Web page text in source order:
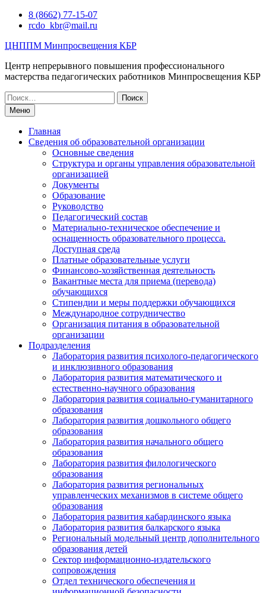
Перейти8 (8662) 77-15-07
rcdo_kbr@mail.ru
ЦНППМ Минпросвещения КБР
Центр непрерывного повышения профессионального
мастерства педагогических работников Минпросвещения КБР
Искать:
Меню
Главная
Сведения об образовательной организации
Основные сведения
Структура и органы управления образовательной
организацией
Документы
Образование
Руководство
Педагогический состав
Материально-техническое обеспечение и
оснащенность образовательного процесса.
Доступная среда
Платные образовательные услуги
Финансово-хозяйственная деятельность
Вакантные места для приема (перевода)
обучающихся
Стипендии и меры поддержки обучающихся
Международное сотрудничество
Организация питания в образовательной
организации
Подразделения
Лаборатория развития психолого-педагогического
и инклюзивного образования
Лаборатория развития математического и
естественно-научного образования
Лаборатория развития социально-гуманитарного
образования
Лаборатория развития дошкольного общего
образования
Лаборатория развития начального общего
образования
Лаборатория развития филологического
образования
Лаборатория развития региональных
управленческих механизмов в системе общего
образования
Лаборатория развития кабардинского языка
Лаборатория развития балкарского языка
Региональный модельный центр дополнительного
образования детей
Сектор информационно-издательского
сопровождения
Отдел технического обеспечения и